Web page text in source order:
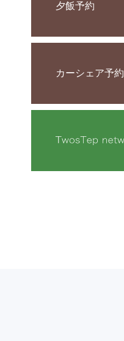
夕飯予約
カーシェア予約